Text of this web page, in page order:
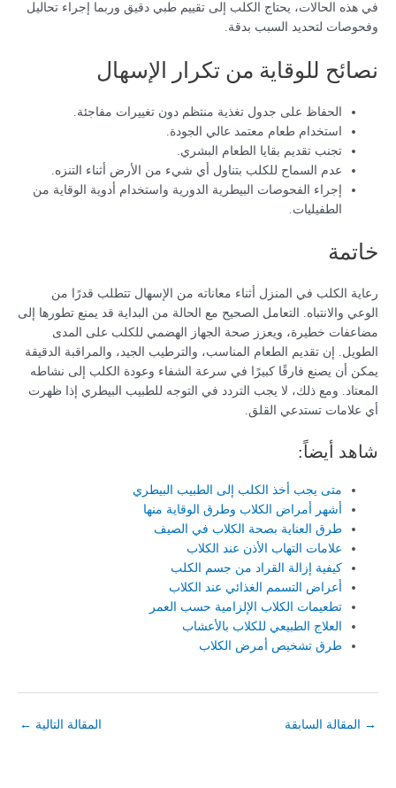
في هذه الحالات، يحتاج الكلب إلى تقييم طبي دقيق وربما إجراء تحاليل
وفحوصات لتحديد السبب بدقة.
نصائح للوقاية من تكرار الإسهال
الحفاظ على جدول تغذية منتظم دون تغييرات مفاجئة.
استخدام طعام معتمد عالي الجودة.
تجنب تقديم بقايا الطعام البشري.
عدم السماح للكلب بتناول أي شيء من الأرض أثناء التنزه.
إجراء الفحوصات البيطرية الدورية واستخدام أدوية الوقاية من
الطفيليات.
خاتمة
رعاية الكلب في المنزل أثناء معاناته من الإسهال تتطلب قدرًا من
الوعي والانتباه. التعامل الصحيح مع الحالة من البداية قد يمنع تطورها إلى
مضاعفات خطيرة، ويعزز صحة الجهاز الهضمي للكلب على المدى
الطويل. إن تقديم الطعام المناسب، والترطيب الجيد، والمراقبة الدقيقة
يمكن أن يصنع فارقًا كبيرًا في سرعة الشفاء وعودة الكلب إلى نشاطه
المعتاد. ومع ذلك، لا يجب التردد في التوجه للطبيب البيطري إذا ظهرت
أي علامات تستدعي القلق.
شاهد أيضاً:
متى يجب أخذ الكلب إلى الطبيب البيطري
أشهر أمراض الكلاب وطرق الوقاية منها
طرق العناية بصحة الكلاب في الصيف
علامات التهاب الأذن عند الكلاب
كيفية إزالة القراد من جسم الكلب
أعراض التسمم الغذائي عند الكلاب
تطعيمات الكلاب الإلزامية حسب العمر
العلاج الطبيعي للكلاب بالأعشاب
طرق تشخيص أمرض الكلاب
→ المقالة السابقة المقالة التالية ←